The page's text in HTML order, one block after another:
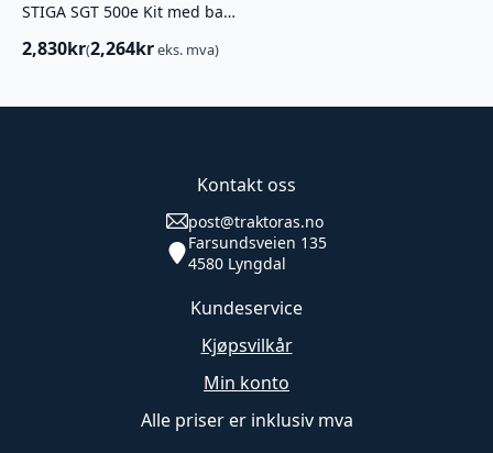
STIGA SGT 500e Kit med battery 2,0 Ah
2,830kr(2,264kreks. mva)
Kontakt oss
post@traktoras.no
Farsundsveien 135
4580 Lyngdal
Kundeservice
Kjøpsvilkår
Min konto
Alle priser er inklusiv mva